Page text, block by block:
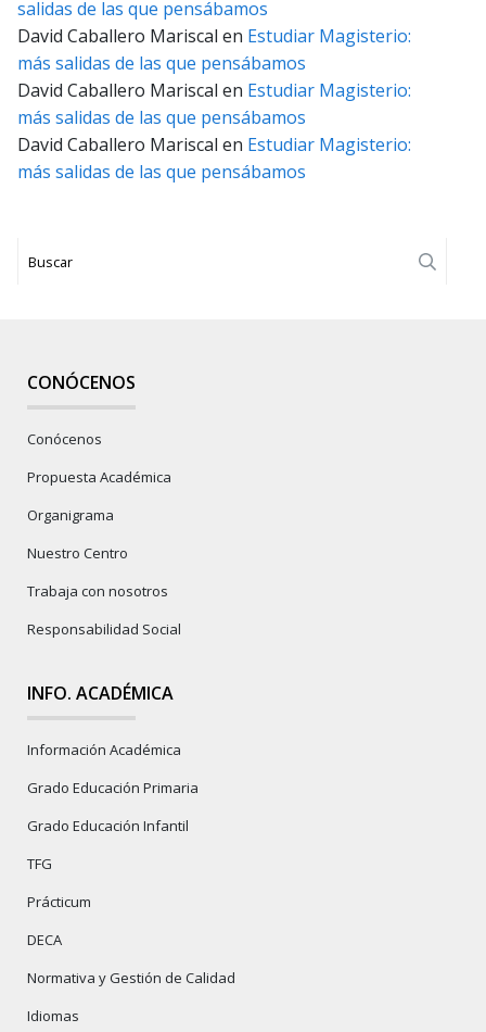
salidas de las que pensábamos
David Caballero Mariscal en Estudiar Magisterio:
más salidas de las que pensábamos
David Caballero Mariscal en Estudiar Magisterio:
más salidas de las que pensábamos
David Caballero Mariscal en Estudiar Magisterio:
más salidas de las que pensábamos
CONÓCENOS
Conócenos
Propuesta Académica
Organigrama
Nuestro Centro
Trabaja con nosotros
Responsabilidad Social
INFO. ACADÉMICA
Información Académica
Grado Educación Primaria
Grado Educación Infantil
TFG
Prácticum
DECA
Normativa y Gestión de Calidad
Idiomas